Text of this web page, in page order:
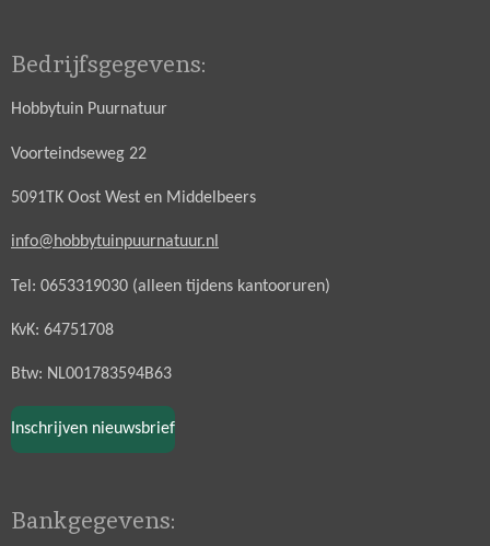
Bedrijfsgegevens:
Hobbytuin Puurnatuur
Voorteindseweg 22
5091TK Oost West en Middelbeers
info@hobbytuinpuurnatuur.nl
Tel: 0653319030 (alleen tijdens kantooruren)
KvK: 64751708
Btw: NL001783594B63
Inschrijven nieuwsbrief
Bankgegevens: